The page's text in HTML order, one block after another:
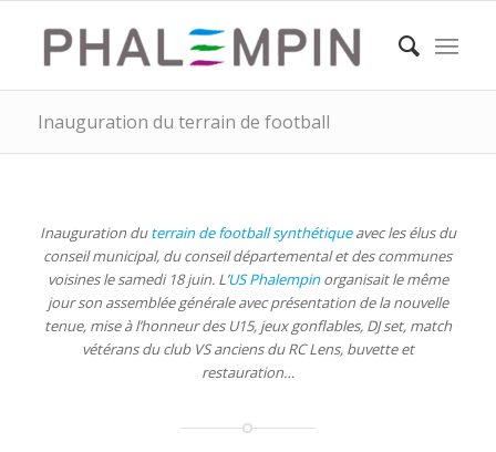
Inauguration du terrain de football
Inauguration duterrain de football synthétiqueavec les élus du
conseil municipal, du conseil départemental et des communes
voisines le samedi 18 juin. L’US Phalempinorganisait le même
jour son assemblée générale avec présentation de la nouvelle
tenue, mise à l’honneur des U15, jeux gonflables, DJ set, match
vétérans du club VS anciens du RC Lens, buvette et
restauration…